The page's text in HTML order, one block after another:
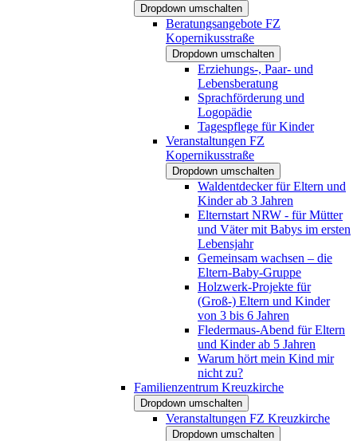
Dropdown umschalten
Beratungsangebote FZ
Kopernikusstraße
Dropdown umschalten
Erziehungs-, Paar- und
Lebensberatung
Sprachförderung und
Logopädie
Tagespflege für Kinder
Veranstaltungen FZ
Kopernikusstraße
Dropdown umschalten
Waldentdecker für Eltern und
Kinder ab 3 Jahren
Elternstart NRW - für Mütter
und Väter mit Babys im ersten
Lebensjahr
Gemeinsam wachsen – die
Eltern-Baby-Gruppe
Holzwerk-Projekte für
(Groß-) Eltern und Kinder
von 3 bis 6 Jahren
Fledermaus-Abend für Eltern
und Kinder ab 5 Jahren
Warum hört mein Kind mir
nicht zu?
Familienzentrum Kreuzkirche
Dropdown umschalten
Veranstaltungen FZ Kreuzkirche
Dropdown umschalten